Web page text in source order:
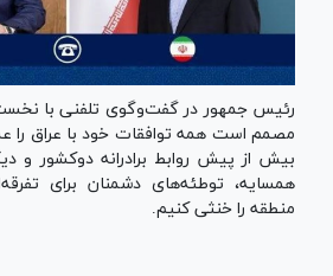
رئیس جمهور در گفت‌وگوی تلفنی با
مصمم است همه توافقات خود با عراق را
بیش از پیش روابط برادرانه دو‌کشور و
همسایه، توطئه‌های دشمنان برای
منطقه را خنثی کنیم.